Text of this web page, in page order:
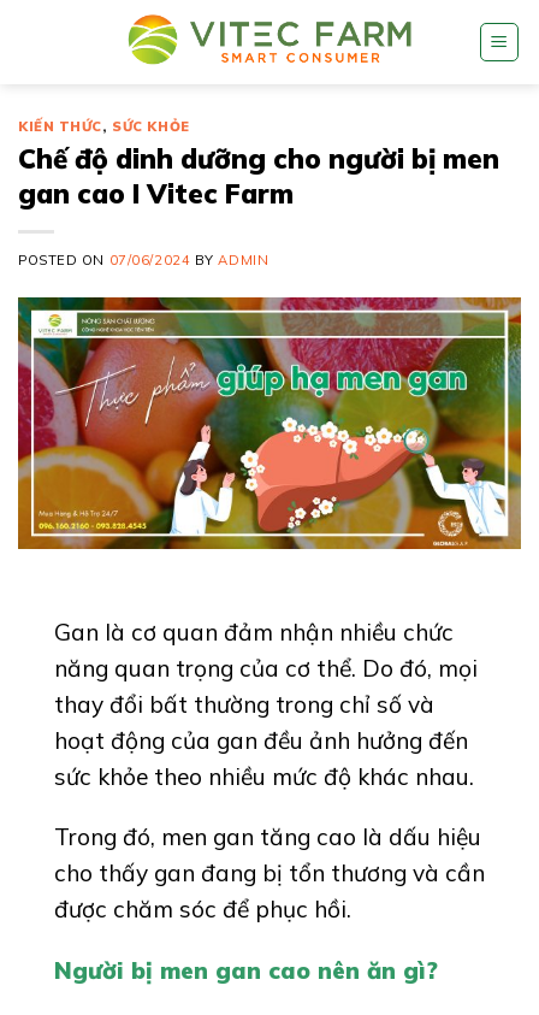
KIẾN THỨC, SỨC KHỎE
Chế độ dinh dưỡng cho người bị men
gan cao I Vitec Farm
POSTED ON 07/06/2024 BYADMIN
Gan là cơ quan đảm nhận nhiều chức
năng quan trọng của cơ thể. Do đó, mọi
thay đổi bất thường trong chỉ số và
hoạt động của gan đều ảnh hưởng đến
sức khỏe theo nhiều mức độ khác nhau.
Trong đó, men gan tăng cao là dấu hiệu
cho thấy gan đang bị tổn thương và cần
được chăm sóc để phục hồi.
Người bị men gan cao nên ăn gì?